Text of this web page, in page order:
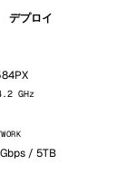
デプロイ
GHz
/ 5TB